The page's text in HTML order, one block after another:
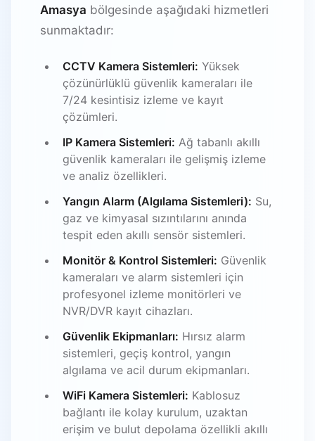
Amasya bölgesinde aşağıdaki hizmetleri
sunmaktadır:
CCTV Kamera Sistemleri: Yüksek
çözünürlüklü güvenlik kameraları ile
7/24 kesintisiz izleme ve kayıt
çözümleri.
IP Kamera Sistemleri: Ağ tabanlı akıllı
güvenlik kameraları ile gelişmiş izleme
ve analiz özellikleri.
Yangın Alarm (Algılama Sistemleri): Su,
gaz ve kimyasal sızıntılarını anında
tespit eden akıllı sensör sistemleri.
Monitör & Kontrol Sistemleri: Güvenlik
kameraları ve alarm sistemleri için
profesyonel izleme monitörleri ve
NVR/DVR kayıt cihazları.
Güvenlik Ekipmanları: Hırsız alarm
sistemleri, geçiş kontrol, yangın
algılama ve acil durum ekipmanları.
WiFi Kamera Sistemleri: Kablosuz
bağlantı ile kolay kurulum, uzaktan
erişim ve bulut depolama özellikli akıllı